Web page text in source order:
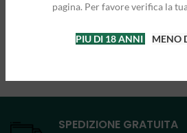
pagina. Per favore verifica la
PIU DI 18 ANNI MENO
SPEDIZIONE GRATUITA